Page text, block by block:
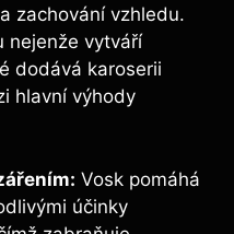
zachování vzhledu.
nejenže vytváří
dodává karoserii
hlavní výhody
Vosk pomáhá
účinky